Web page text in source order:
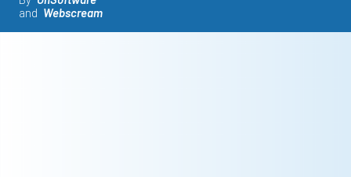
and Webscream